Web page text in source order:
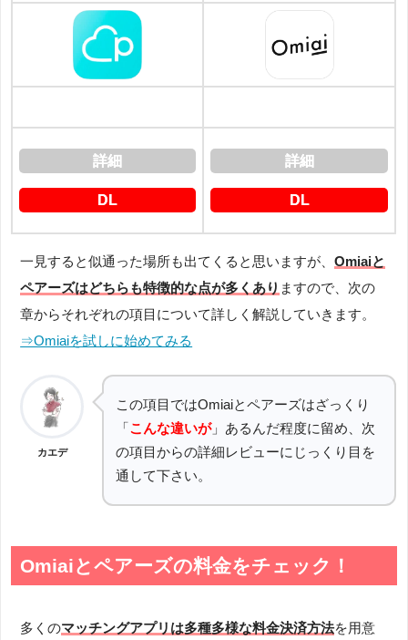
詳細
DL
詳細
DL
一見すると似通った場所も出てくると思いますが、Omiaiと
ペアーズはどちらも特徴的な点が多くあり ますので、次の
章からそれぞれの項目について詳しく解説していきます。
⇒Omiaiを試しに始めてみる
カエデ
この項目ではOmiaiとペアーズはざっくり
「 こんな違いが」あるんだ程度に留め、次
の項目からの詳細レビューにじっくり目を
通して下さい。
Omiaiとペアーズの料金をチェック！
多くのマッチングアプリは多種多様な料金決済方法を用意